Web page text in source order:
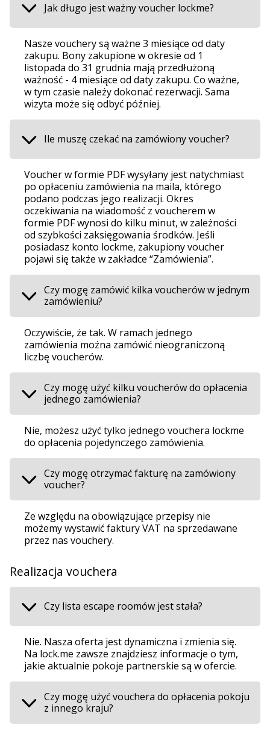
Jak długo jest ważny voucher lockme?
Nasze vouchery są ważne 3 miesiące od daty
zakupu. Bony zakupione w okresie od 1
listopada do 31 grudnia mają przedłużoną
ważność - 4 miesiące od daty zakupu. Co ważne,
w tym czasie należy dokonać rezerwacji. Sama
wizyta może się odbyć później.
Ile muszę czekać na zamówiony voucher?
Voucher w formie PDF wysyłany jest natychmiast
po opłaceniu zamówienia na maila, którego
podano podczas jego realizacji. Okres
oczekiwania na wiadomość z voucherem w
formie PDF wynosi do kilku minut, w zależności
od szybkości zaksięgowania środków. Jeśli
posiadasz konto lockme, zakupiony voucher
pojawi się także w zakładce “Zamówienia”.
Czy mogę zamówić kilka voucherów w jednym
zamówieniu?
Oczywiście, że tak. W ramach jednego
zamówienia można zamówić nieograniczoną
liczbę voucherów.
Czy mogę użyć kilku voucherów do opłacenia
jednego zamówienia?
Nie, możesz użyć tylko jednego vouchera lockme
do opłacenia pojedynczego zamówienia.
Czy mogę otrzymać fakturę na zamówiony
voucher?
Ze względu na obowiązujące przepisy nie
możemy wystawić faktury VAT na sprzedawane
przez nas vouchery.
Realizacja vouchera
Czy lista escape roomów jest stała?
Nie. Nasza oferta jest dynamiczna i zmienia się.
Na lock.me zawsze znajdziesz informacje o tym,
jakie aktualnie pokoje partnerskie są w ofercie.
Czy mogę użyć vouchera do opłacenia pokoju
z innego kraju?